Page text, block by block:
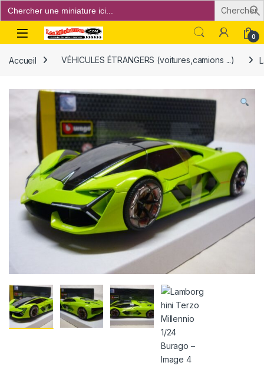
Search
for:
Open 0
Accueil VÉHICULES ÉTRANGERS (voitures,camions ...)